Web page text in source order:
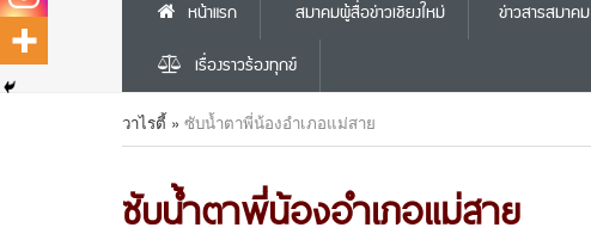
หน้าแรก สมาคมผู้สื่อข่าวเชียงใหม่ ข่าวสารสมาคม
เรื่องราวร้องทุกข์
วาไรตี้ » ซับน้ำตาพี่น้องอำเภอแม่สาย
ซับน้ำตาพี่น้องอำเภอแม่สาย